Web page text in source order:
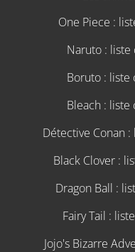
One Piece :
Naruto :
Boruto :
Bleach :
Détective Conan
Black Clover :
Dragon Ball :
Fairy Tail :
Jojo's Bizarre